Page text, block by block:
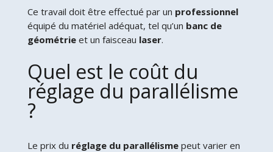
Ce travail doit être effectué par un professionnel
équipé du matériel adéquat, tel qu’un banc de
géométrieet un faisceau laser.
Quel est le coût du
réglage du parallélisme
?
Le prix du réglage du parallélismepeut varier en